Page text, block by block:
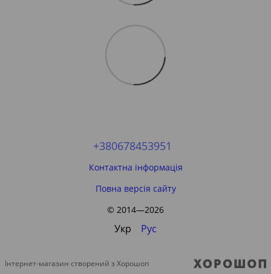
+380678453951
Контактна інформація
Повна версія сайту
© 2014—2026
Укр Рус
Інтернет-магазин створений з Хорошоп